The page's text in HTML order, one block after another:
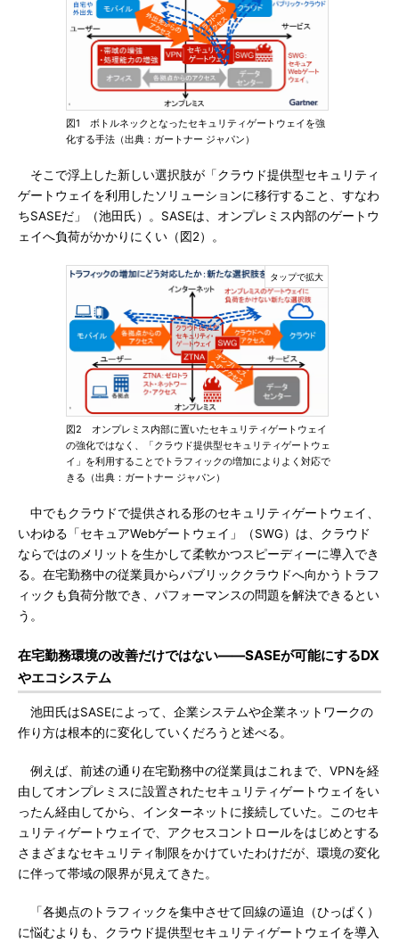
図1 ボトルネックとなったセキュリティゲートウェイを強
化する手法（出典：ガートナー ジャパン）
そこで浮上した新しい選択肢が「クラウド提供型セキュリティ
ゲートウェイを利用したソリューションに移行すること、すなわ
ちSASEだ」（池田氏）。SASEは、オンプレミス内部のゲートウ
ェイへ負荷がかかりにくい（図2）。
図2 オンプレミス内部に置いたセキュリティゲートウェイ
の強化ではなく、「クラウド提供型セキュリティゲートウェ
イ」を利用することでトラフィックの増加によりよく対応で
きる（出典：ガートナー ジャパン）
中でもクラウドで提供される形のセキュリティゲートウェイ、
いわゆる「セキュアWebゲートウェイ」（SWG）は、クラウド
ならではのメリットを生かして柔軟かつスピーディーに導入でき
る。在宅勤務中の従業員からパブリッククラウドへ向かうトラフ
ィックも負荷分散でき、パフォーマンスの問題を解決できるとい
う。
在宅勤務環境の改善だけではない――SASEが可能にするDX
やエコシステム
池田氏はSASEによって、企業システムや企業ネットワークの
作り方は根本的に変化していくだろうと述べる。
例えば、前述の通り在宅勤務中の従業員はこれまで、VPNを経
由してオンプレミスに設置されたセキュリティゲートウェイをい
ったん経由してから、インターネットに接続していた。このセキ
ュリティゲートウェイで、アクセスコントロールをはじめとする
さまざまなセキュリティ制限をかけていたわけだが、環境の変化
に伴って帯域の限界が見えてきた。
「各拠点のトラフィックを集中させて回線の逼迫（ひっぱく）
に悩むよりも、クラウド提供型セキュリティゲートウェイを導入